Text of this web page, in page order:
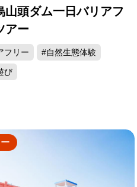
山頭ダム一日バリアフ
アー
フリー #自然生態体験
び